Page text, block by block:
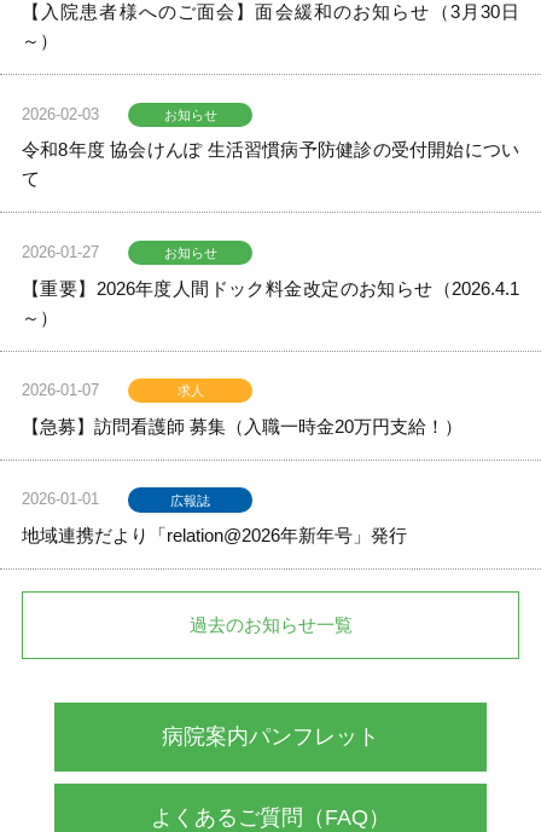
【入院患者様へのご面会】面会緩和のお知らせ（3月30日
～）
2026-02-03 お知らせ
令和8年度 協会けんぽ 生活習慣病予防健診の受付開始につい
て
2026-01-27 お知らせ
【重要】2026年度人間ドック料金改定のお知らせ（2026.4.1
～）
2026-01-07 求人
【急募】訪問看護師 募集（入職一時金20万円支給！）
2026-01-01 広報誌
地域連携だより「relation@2026年新年号」発行
過去のお知らせ一覧
病院案内パンフレット
よくあるご質問（FAQ）